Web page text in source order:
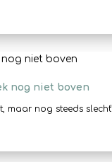
nog niet boven
maar nog steeds slecht'